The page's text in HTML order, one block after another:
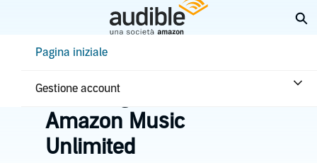
principalePagina iniziale
Gestione account
Pagina iniziale
Ascolta gli audiolibri con
Amazon Music
Unlimited